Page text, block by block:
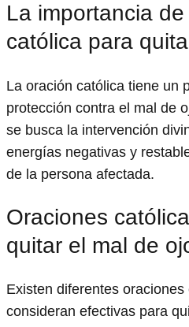
La importancia
católica para
La oración católica tiene un
protección contra el mal de
se busca la intervención
energías negativas y
de la persona afectada.
Oraciones
quitar el mal de
Existen diferentes
consideran efectivas para